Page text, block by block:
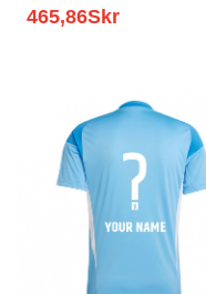
Matchtröjor 2025/26 Tröjor
465,86Skr